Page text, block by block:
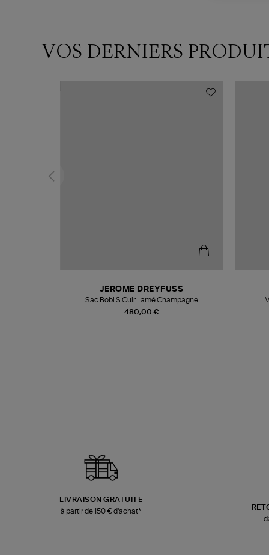
VOS DERNIERS
480,00 €
JEROME DREYFUSS
Sac Bobi S Cuir Lamé Champagne
LIVRAISON GRATUITE
à partir de 150 € d'achat*